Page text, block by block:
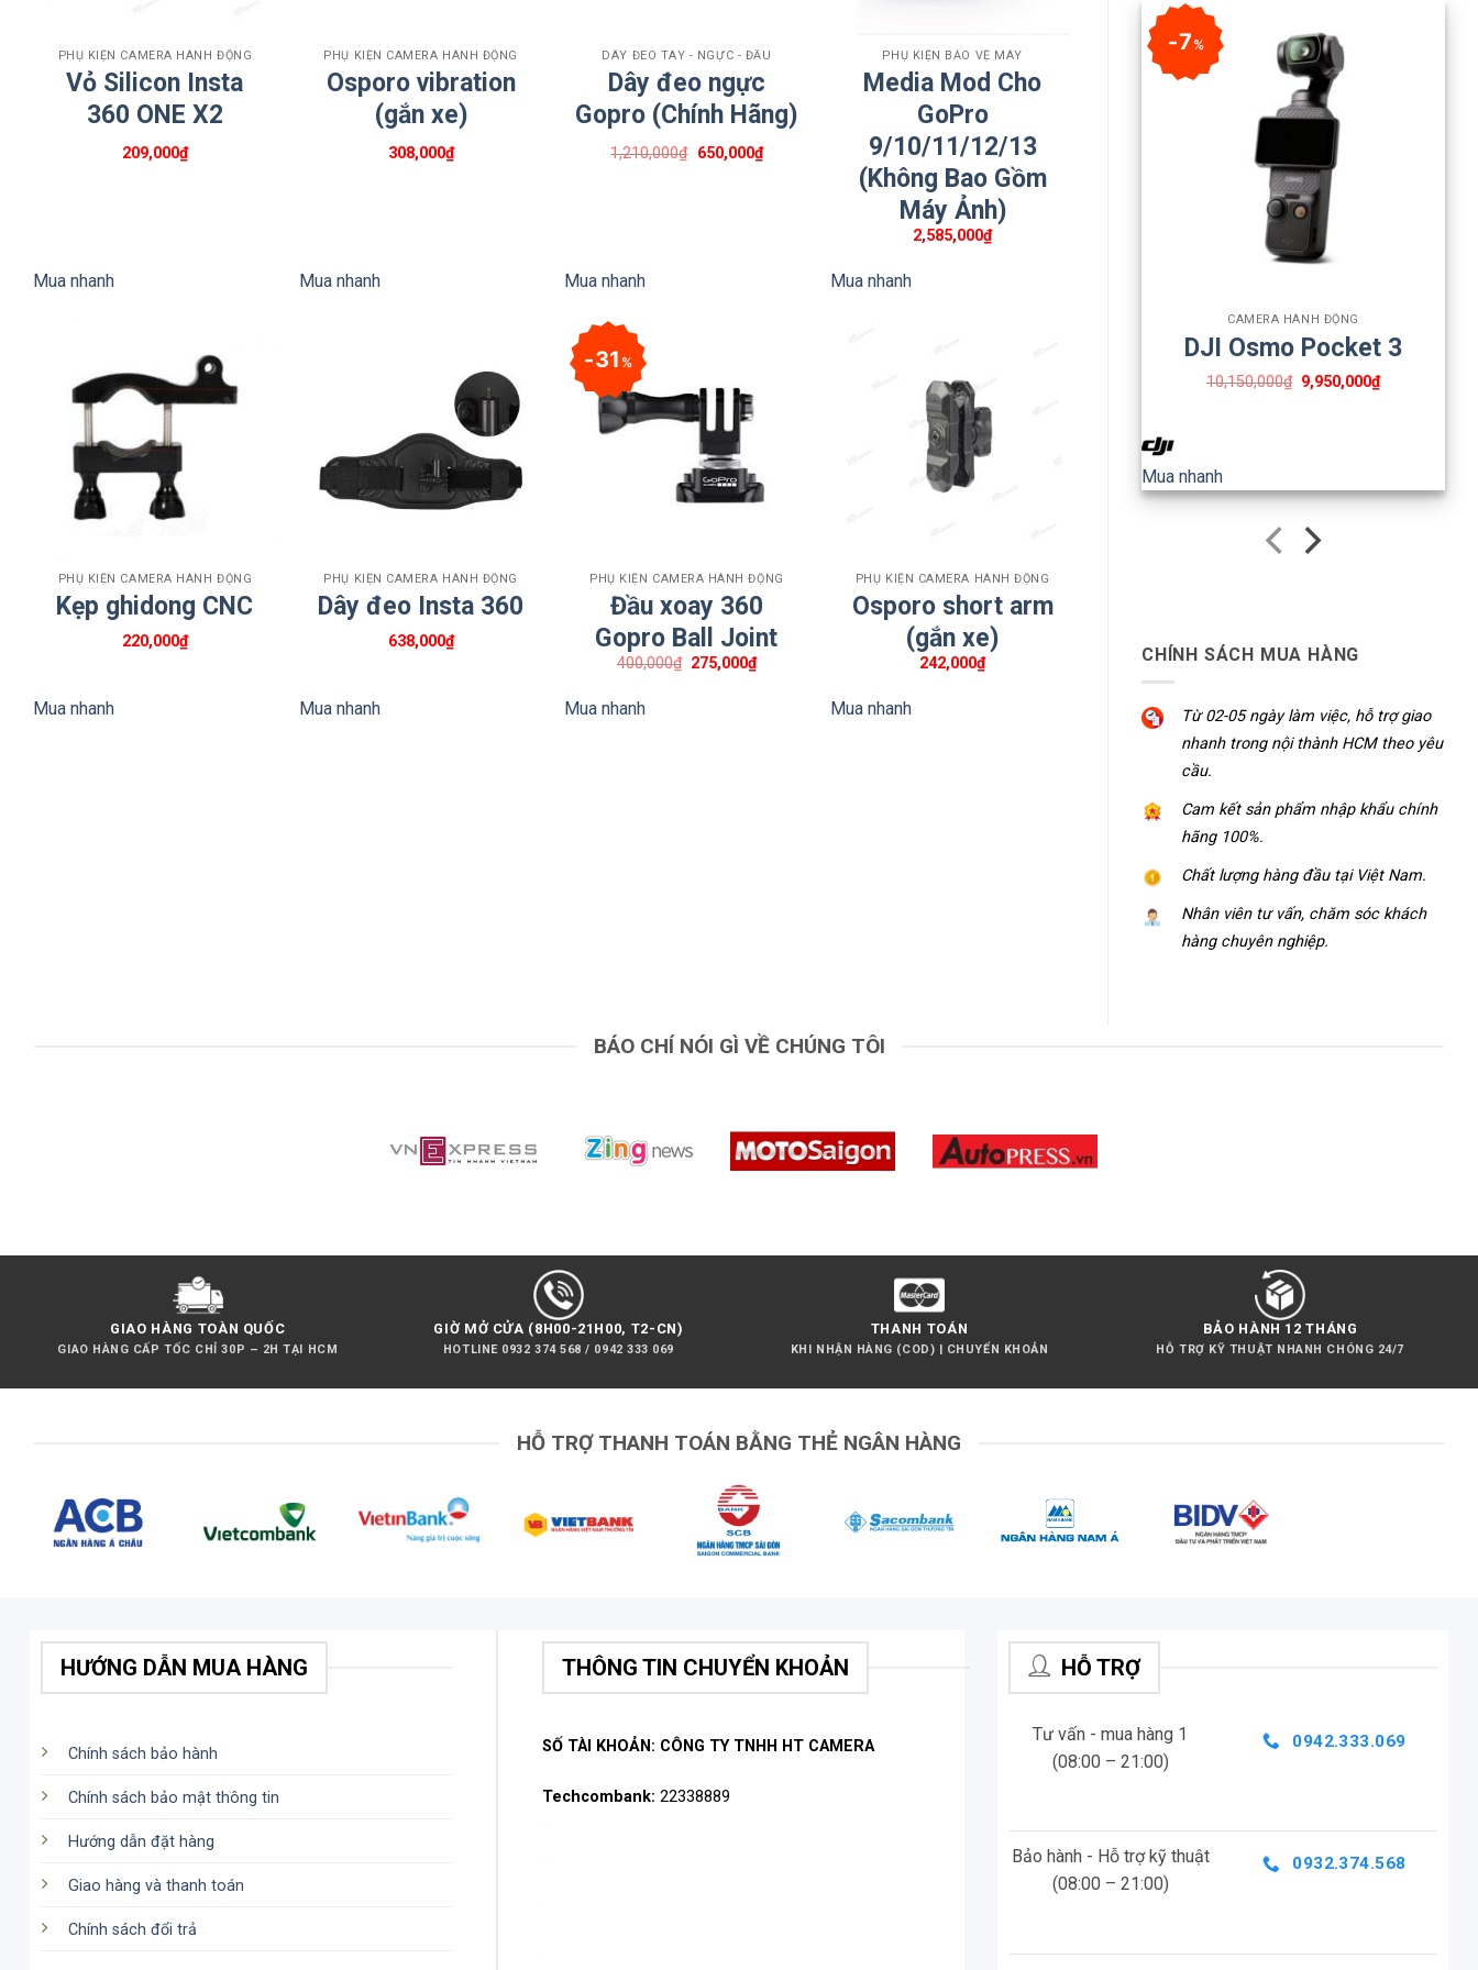
7%
CAMERA HÀNH ĐỘNG
DJI Osmo Pocket 3
10,150,000₫ 9,950,000₫
Mua nhanh
CHÍNH SÁCH MUA HÀNG
Từ 02-05 ngày làm việc, hỗ trợ giao
nhanh trong nội thành HCM theo yêu
cầu.
Cam kết sản phẩm nhập khẩu chính
hãng 100%.
Chất lượng hàng đầu tại Việt Nam.
Nhân viên tư vấn, chăm sóc khách
hàng chuyên nghiệp.
PHỤ KIỆN CAMERA HÀNH ĐỘNG
Vỏ Silicon Insta
360 ONE X2
209,000₫
Mua nhanh
PHỤ KIỆN CAMERA HÀNH ĐỘNG
Osporo vibration
(gắn xe)
308,000₫
Mua nhanh
DÂY ĐEO TAY - NGỰC - ĐẦU
Dây đeo ngực
Gopro (Chính Hãng)
1,210,000₫ Giá
650,000₫Giá
hiện
Mua nhanh
PHỤ KIỆN BẢO VỆ MÁY
Media Mod Cho
GoPro
9/10/11/12/13
(Không Bao Gồm
Máy Ảnh)
2,585,000₫
Mua nhanh
PHỤ KIỆN CAMERA HÀNH ĐỘNG
Kẹp ghidong CNC
220,000₫
Mua nhanh
PHỤ KIỆN CAMERA HÀNH ĐỘNG
Dây đeo Insta 360
638,000₫
Mua nhanh
31%
PHỤ KIỆN CAMERA HÀNH ĐỘNG
Đầu xoay 360
Gopro Ball Joint
400,000₫ Giá
275,000₫Giá
hiện
Mua nhanh
PHỤ KIỆN CAMERA HÀNH ĐỘNG
Osporo short arm
(gắn xe)
242,000₫
Mua nhanh
BÁO CHÍ NÓI GÌ VỀ CHÚNG TÔI
GIAO HÀNG TOÀN QUỐC
GIAO HÀNG CẤP TỐC CHỈ 30P – 2H TẠI HCM
GIỜ MỞ CỬA (8H00-21H00, T2-CN)
HOTLINE 0932 374 568 / 0942 333 069
THANH TOÁN
KHI NHẬN HÀNG (COD) | CHUYỂN KHOẢN
BẢO HÀNH 12 THÁNG
HỖ TRỢ KỸ THUẬT NHANH CHÓNG 24/7
HỖ TRỢ THANH TOÁN BẰNG THẺ NGÂN HÀNG
HƯỚNG DẪN MUA HÀNG
Chính sách bảo hành
Chính sách bảo mật thông tin
Hướng dẫn đặt hàng
Giao hàng và thanh toán
Chính sách đổi trả
THÔNG TIN CHUYỂN KHOẢN
SỐ TÀI KHOẢN: CÔNG TY TNHH HT CAMERA
Techcombank: 22338889
HỖ TRỢ
Tư vấn - mua hàng 1
(08:00 – 21:00)
0942.333.069
Bảo hành - Hỗ trợ kỹ thuật
(08:00 – 21:00)
0932.374.568